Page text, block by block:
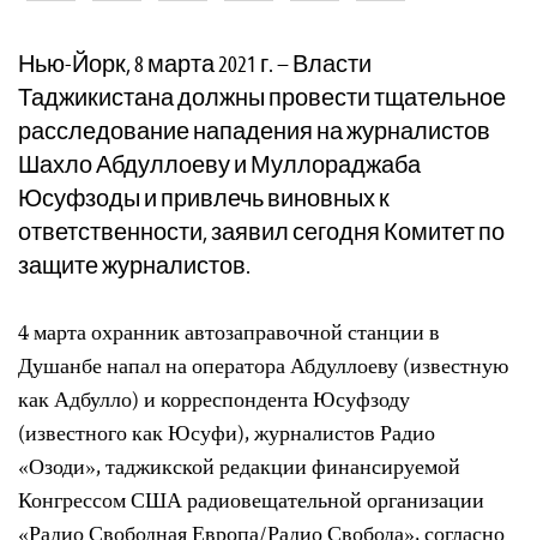
Нью-Йорк, 8 марта 2021 г. – Власти
Таджикистана должны провести тщательное
расследование нападения на журналистов
Шахло Абдуллоеву и Муллораджаба
Юсуфзоды и привлечь виновных к
ответственности, заявил сегодня Комитет по
защите журналистов.
4 марта охранник автозаправочной станции в
Душанбе напал на оператора Абдуллоеву (известную
как Адбулло) и корреспондента Юсуфзоду
(известного как Юсуфи), журналистов Радио
«Озоди», таджикской редакции финансируемой
Конгрессом США радиовещательной организации